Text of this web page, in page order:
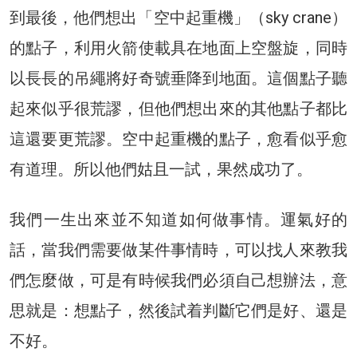
到最後，他們想出「空中起重機」（sky crane）
的點子，利用火箭使載具在地面上空盤旋，同時
以長長的吊繩將好奇號垂降到地面。這個點子聽
起來似乎很荒謬，但他們想出來的其他點子都比
這還要更荒謬。空中起重機的點子，愈看似乎愈
有道理。所以他們姑且一試，果然成功了。
我們一生出來並不知道如何做事情。運氣好的
話，當我們需要做某件事情時，可以找人來教我
們怎麼做，可是有時候我們必須自己想辦法，意
思就是：想點子，然後試着判斷它們是好、還是
不好。